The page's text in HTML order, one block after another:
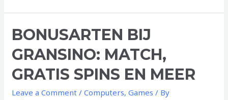
Andere
Casino’s:
Wat
Maakt
het
BONUSARTEN BIJ
GRANSINO: MATCH,
GRATIS SPINS EN MEER
Leave a Comment /Computers, Games / By